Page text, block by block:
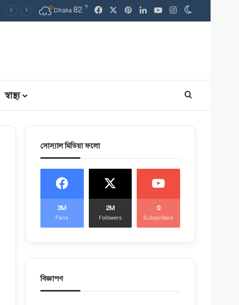
Dhaka 82 ℉ FacebookPinterest
LinkedInYouTubeInstagram
স্বাস্থ্য Search for
সোস্যাল মিডিয়া ফলো
3M
Fans
2M
Followers
0
Subscribers
বিজ্ঞাপণ